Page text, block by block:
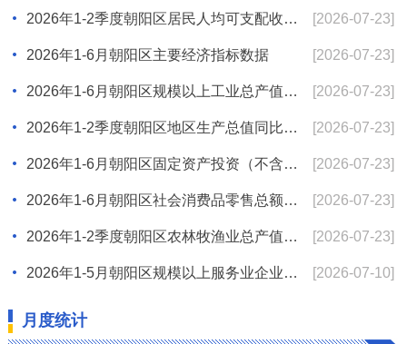
[2026-07-23]
2026年1-2季度朝阳区居民人均可支配收入同比...
[2026-07-23]
2026年1-6月朝阳区主要经济指标数据
[2026-07-23]
2026年1-6月朝阳区规模以上工业总产值同比增...
[2026-07-23]
2026年1-2季度朝阳区地区生产总值同比增长5...
[2026-07-23]
2026年1-6月朝阳区固定资产投资（不含农户）...
[2026-07-23]
2026年1-6月朝阳区社会消费品零售总额同比下...
[2026-07-23]
2026年1-2季度朝阳区农林牧渔业总产值同比增...
[2026-07-10]
2026年1-5月朝阳区规模以上服务业企业运行情况
月度统计